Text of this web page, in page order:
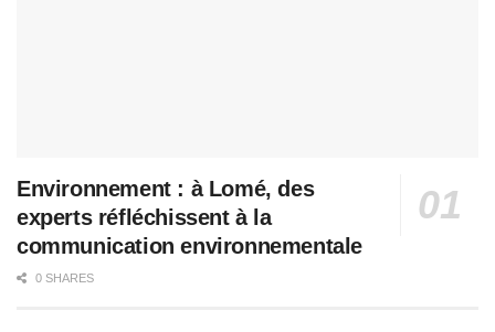
Environnement : à Lomé, des
experts réfléchissent à la
communication environnementale
0 SHARES